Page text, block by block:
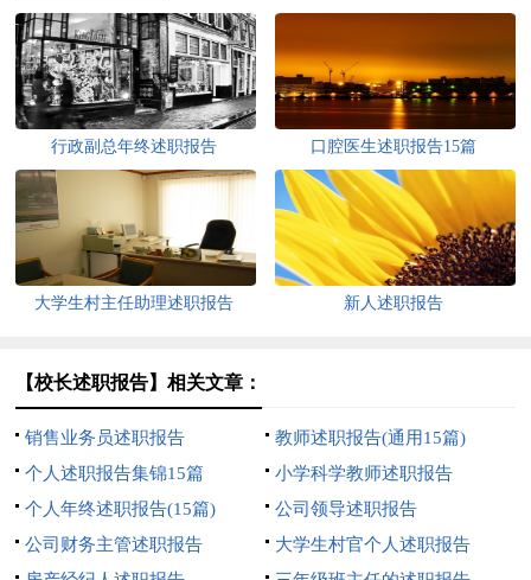
行政副总年终述职报告 口腔医生述职报告15篇
大学生村主任助理述职报告 新人述职报告
【校长述职报告】相关文章：
销售业务员述职报告
教师述职报告(通用15篇)
个人述职报告集锦15篇
小学科学教师述职报告
个人年终述职报告(15篇)
公司领导述职报告
公司财务主管述职报告
大学生村官个人述职报告